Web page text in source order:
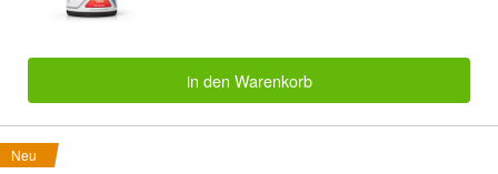
in den Warenkorb
Neu